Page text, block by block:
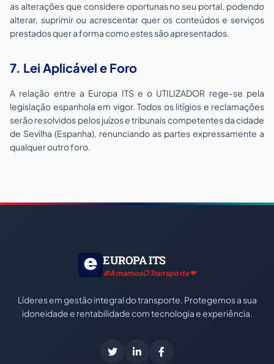
as alterações que considere oportunas no seu portal, podendo
alterar, suprimir ou acrescentar quer os conteúdos e serviços
prestados quer a forma como estes são apresentados.
7. Lei Aplicável e Foro
A relação entre a Europa ITS e o UTILIZADOR rege-se pela
legislação espanhola em vigor. Todos os litígios e reclamações
serão resolvidos pelos juízos e tribunais competentes da cidade
de Sevilha (Espanha), renunciando as partes expressamente a
qualquer outro foro.
EUROPA ITS
#AmamosOTransporte❤
Líderes em gestão integral do transporte. Protegemos a sua
idoneidade e rentabilidade com tecnologia e experiência.